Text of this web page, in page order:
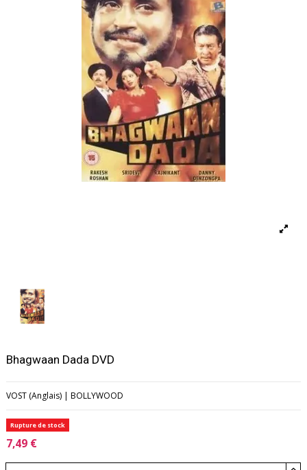
Bhagwaan Dada DVD
VOST (Anglais) | BOLLYWOOD
Rupture de stock
7,49 €